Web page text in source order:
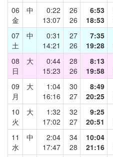
06
金
中
0:22
13:07
26
26
6:53
18:53
07
土
中
0:31
14:21
27
26
7:35
19:28
08
日
大
0:44
15:23
28
26
8:13
19:58
09
月
大
1:04
16:16
30
27
8:49
20:25
10
火
大
1:32
17:02
32
27
9:25
20:51
11
水
中
2:04
17:47
34
28
10:04
21:16